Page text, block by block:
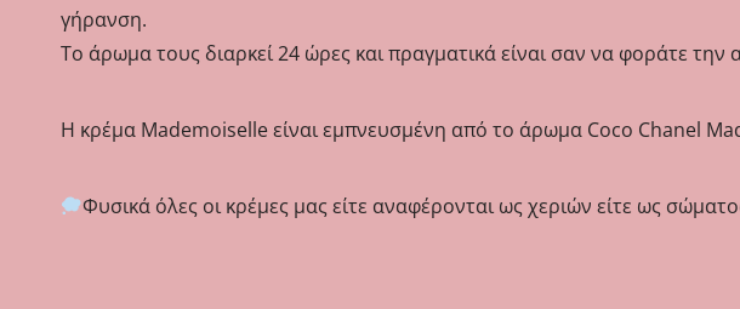
γήρανση.
Το άρωμα τους διαρκεί 24 ώρες και πραγματικά είναι σαν να φοράτε την
Η κρέμα Mademoiselle είναι εμπνευσμένη από το άρωμα Coco Chanel
Φυσικά όλες οι κρέμες μας είτε αναφέρονται ως χεριών είτε ως